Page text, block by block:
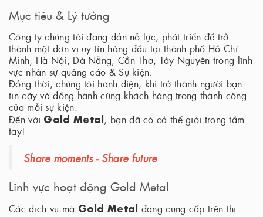
Mục tiêu & Lý tưởng
Công ty chúng tôi đang dần nỗ lực, phát triển để trở
thành một đơn vị uy tín hàng đầu tại thành phố Hồ Chí
Minh, Hà Nội, Đà Nẵng, Cần Thơ, Tây Nguyên trong lĩnh
vực nhân sự quảng cáo & Sự kiện.
Đồng thời, chúng tôi hãnh diện, khi trở thành người bạn
tin cậy và đồng hành cùng khách hàng trong thành công
của mỗi sự kiện.
Đến với Gold Metal, bạn đã có cả thể giới trong tầm
tay!
Share moments - Share future
Lĩnh vực hoạt động Gold Metal
Các dịch vụ mà Gold Metal đang cung cấp trên thị